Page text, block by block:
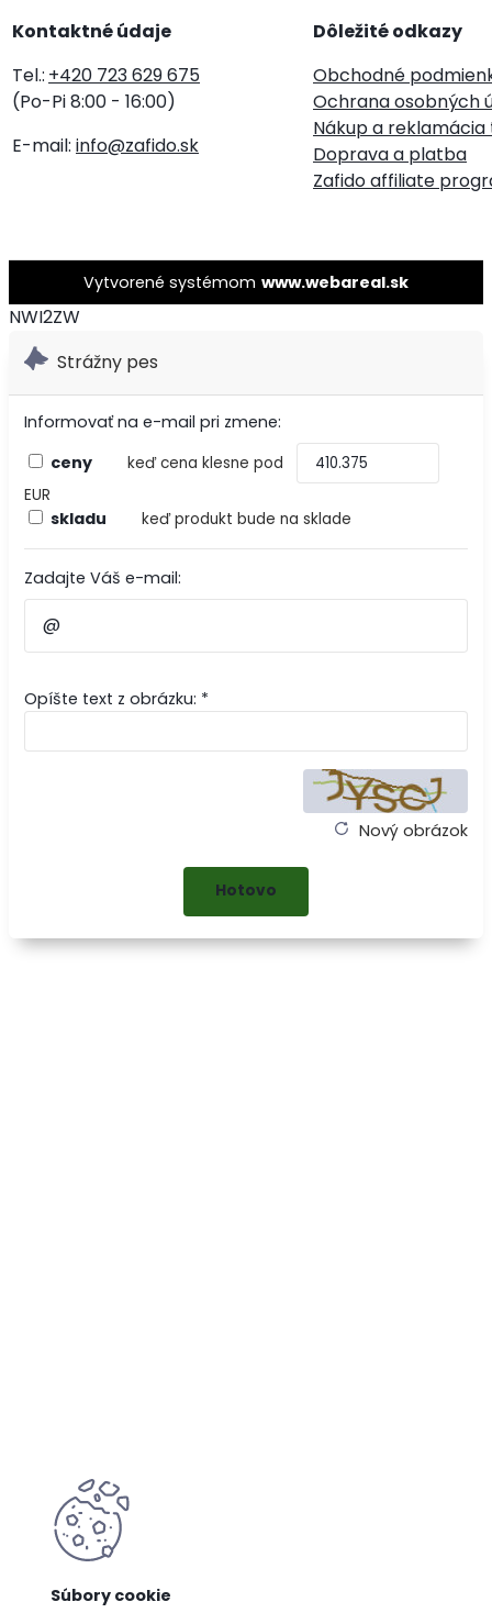
Kontaktné údaje
Tel.: +420 723 629 675
(Po-Pi 8:00 - 16:00)
E-mail: info@zafido.sk
Dôležité odkazy
Obchodné
Ochrana osobných
Nákup a
Doprava a platba
Zafido affiliate
Vytvorené systémom www.webareal.sk
NWI2ZW
Strážny pes
Informovať na e-mail pri zmene:
ceny
keď cena klesne pod
EUR
skladu keď produkt bude na sklade
Zadajte Váš e-mail:
Opíšte text z obrázku: *
Nový obrázok